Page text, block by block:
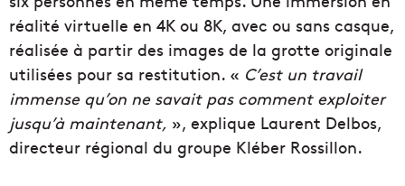
réalité virtuelle en 4K ou 8K, avec ou sans casque,
réalisée à partir des images de la grotte originale
utilisées pour sa restitution. « C’est un travail
immense qu’on ne savait pas comment exploiter
jusqu’à maintenant, », explique Laurent Delbos,
directeur régional du groupe Kléber Rossillon.